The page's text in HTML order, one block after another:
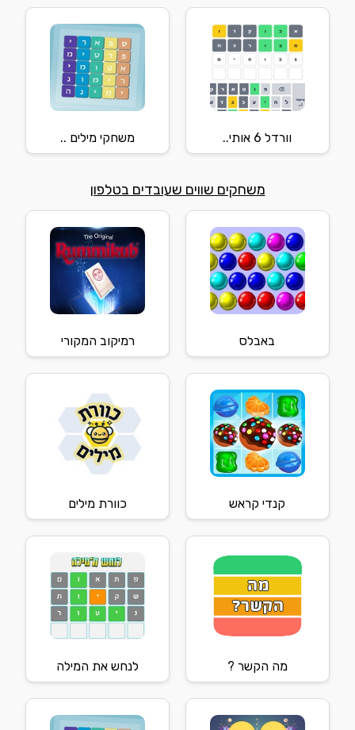
וורדל 6 אותי.. משחקי מילים ..
משחקים שווים שעובדים בטלפון
באבלס רמיקוב המקורי
קנדי קראש כוורת מילים
מה הקשר ? לנחש את המילה